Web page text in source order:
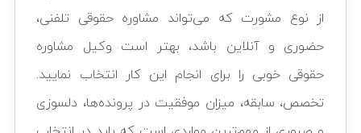
از نوع مشورت که می‌تواند مشاوره حقوقی تلفنی،
حضوری و آنلاین باشد، بهتر است وکیل مشاوره
حقوقی خوبی را برای انجام این کار انتخاب نمایید.
تخصص، سابقه، میزان موفقیت در پرونده‌ها، دلسوزی